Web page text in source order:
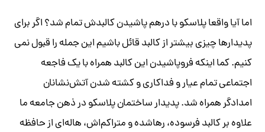
اما آیا واقعا پلاسکو با درهم پاشیدن کالبدش تمام شد؟ اگر برای
پدیدارها چیزی بیشتر از کالبد قائل باشیم این جمله را قبول نمی
کنیم. کما اینکه فروپاشیدن این کالبد همراه با یک فاجعه
اجتماعی تمام عیار و فداکاری و کشته شدن آتش‌نشانان
امدادگر همراه شد. پدیدار ساختمان پلاسکو در ذهن جامعه ما
علاوه بر کالبد فرسوده، رهاشده و متراکم‌اش، هاله‌ای از حافظه